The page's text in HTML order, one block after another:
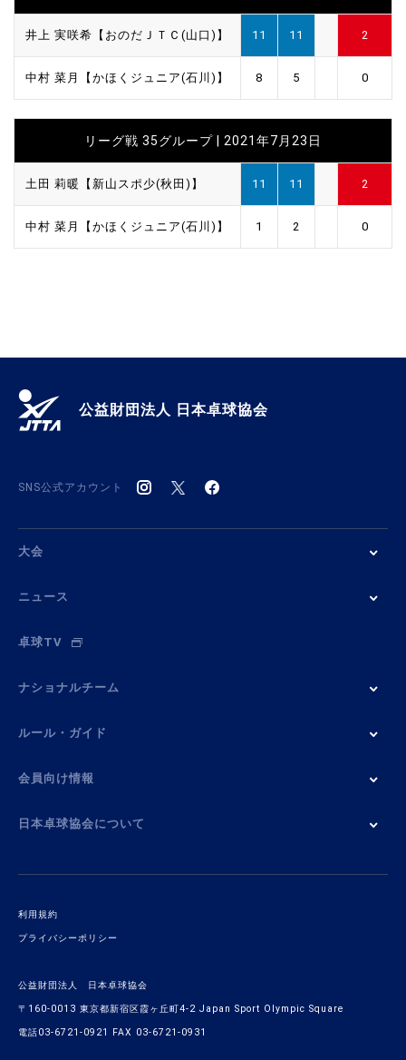
井上 実咲希【おのだＪＴＣ(山口)】 11 11 2
中村 菜月【かほくジュニア(石川)】 8 5 0
リーグ戦 35グループ | 2021年7月23日
土田 莉暖【新山スポ少(秋田)】 11 11 2
中村 菜月【かほくジュニア(石川)】 1 2 0
公益財団法人 日本卓球協会
SNS公式アカウント
大会
ニュース
卓球TV
ナショナルチーム
ルール・ガイド
会員向け情報
日本卓球協会について
利用規約
プライバシーポリシー
公益財団法人 日本卓球協会
〒160-0013 東京都新宿区霞ヶ丘町4-2 Japan Sport Olympic Square
電話03-6721-0921 FAX 03-6721-0931